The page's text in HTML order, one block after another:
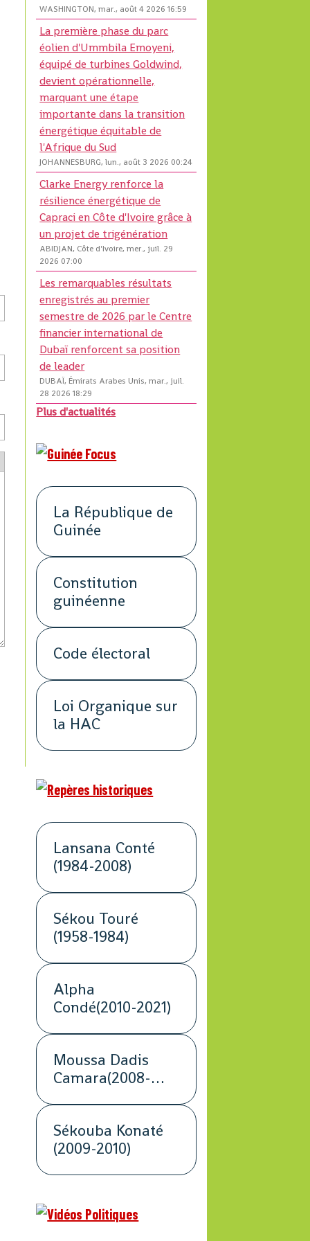
WASHINGTON, mar., août 4 2026 16:59
La première phase du parc
éolien d'Ummbila Emoyeni,
équipé de turbines Goldwind,
devient opérationnelle,
marquant une étape
importante dans la transition
énergétique équitable de
l'Afrique du Sud
JOHANNESBURG, lun., août 3 2026 00:24
Clarke Energy renforce la
résilience énergétique de
Capraci en Côte d'Ivoire grâce à
un projet de trigénération
ABIDJAN, Côte d'Ivoire, mer., juil. 29
2026 07:00
Les remarquables résultats
enregistrés au premier
semestre de 2026 par le Centre
financier international de
Dubaï renforcent sa position
de leader
DUBAÏ, Émirats Arabes Unis, mar., juil.
28 2026 18:29
Plus d'actualités
La République de
Guinée
Constitution
guinéenne
Code électoral
Loi Organique sur
la HAC
Lansana Conté
(1984-2008)
Sékou Touré
(1958-1984)
Alpha
Condé(2010-2021)
Moussa Dadis
Camara(2008-
Sékouba Konaté
(2009-2010)